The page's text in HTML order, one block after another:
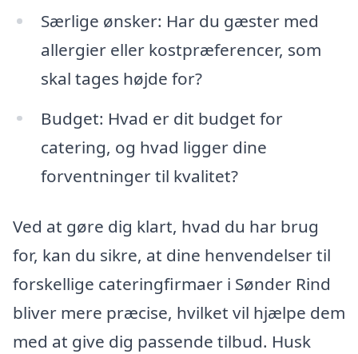
Særlige ønsker: Har du gæster med
allergier eller kostpræferencer, som
skal tages højde for?
Budget: Hvad er dit budget for
catering, og hvad ligger dine
forventninger til kvalitet?
Ved at gøre dig klart, hvad du har brug
for, kan du sikre, at dine henvendelser til
forskellige cateringfirmaer i Sønder Rind
bliver mere præcise, hvilket vil hjælpe dem
med at give dig passende tilbud. Husk